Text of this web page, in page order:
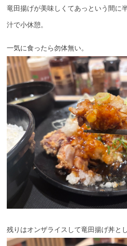
竜田揚げが美味しくてあっという間に
汁で小休憩。
一気に食ったら勿体無い。
残りはオンザライスして竜田揚げ丼と